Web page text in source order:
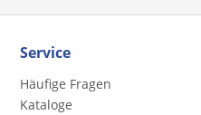
Service
Häufige Fragen
Kataloge